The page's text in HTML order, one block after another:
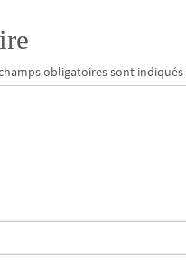
obligatoires sont indiqués